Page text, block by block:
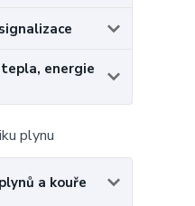
energie
plynu
a kouře